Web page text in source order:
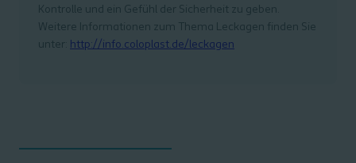
Kontrolle und ein Gefühl der Sicherheit zu geben.
Weitere Informationen zum Thema Leckagen finden Sie
unter: http://info.coloplast.de/leckagen